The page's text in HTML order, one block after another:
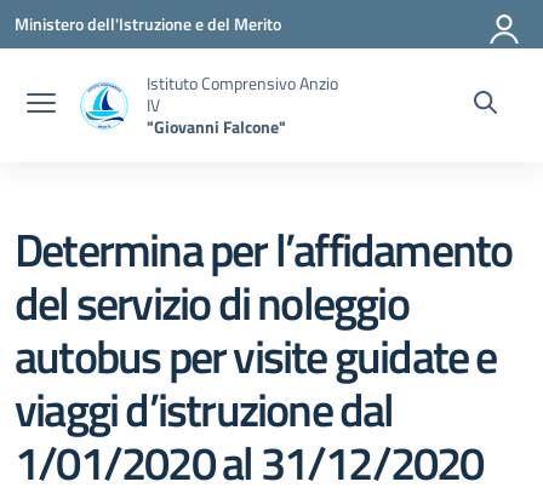
Vai ai contenuti
Vai al menu di navigazione
Vai al footer
Ministero dell'Istruzione e del Merito
Istituto Comprensivo Anzio
IV
"Giovanni Falcone"
Determina per l’affidamento
del servizio di noleggio
autobus per visite guidate e
viaggi d’istruzione dal
1/01/2020 al 31/12/2020